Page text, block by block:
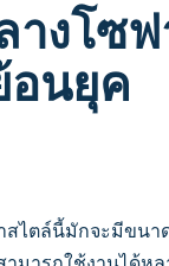
างโซ
นยุค
สไตล์นี้มักจะมีขนา